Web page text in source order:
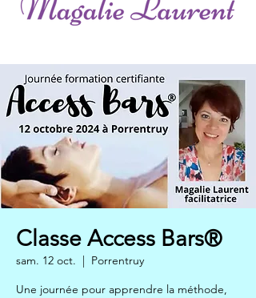
Classe Access Bars®
sam. 12 oct.
  |
Porrentruy
Une journée pour apprendre la méthode,